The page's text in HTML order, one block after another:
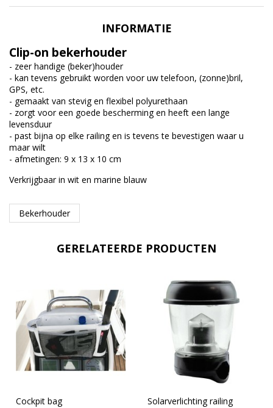
INFORMATIE
Clip-on bekerhouder
- zeer handige (beker)houder
- kan tevens gebruikt worden voor uw telefoon, (zonne)bril,
GPS, etc.
- gemaakt van stevig en flexibel polyurethaan
- zorgt voor een goede bescherming en heeft een lange
levensduur
- past bijna op elke railing en is tevens te bevestigen waar u
maar wilt
- afmetingen: 9 x 13 x 10 cm
Verkrijgbaar in wit en marine blauw
Bekerhouder
GERELATEERDE PRODUCTEN
Cockpit bag Solarverlichting railing